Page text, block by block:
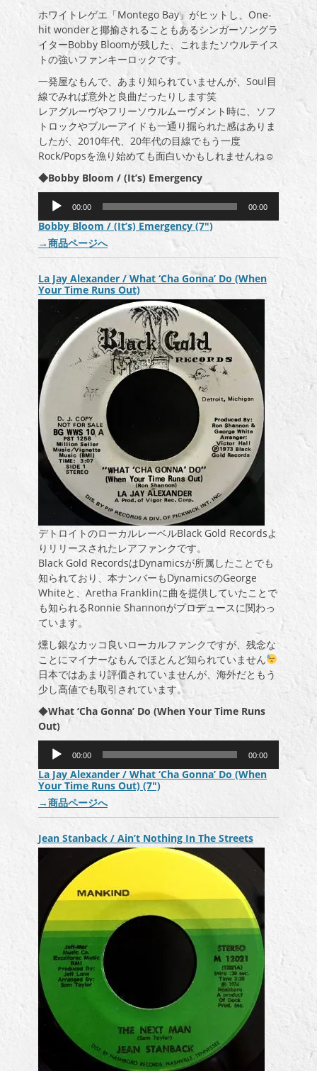
ホワイトレゲエ「Montego Bay」がヒットし、One-
hit wonderと揶揄されることもあるシンガーソングラ
イターBobby Bloomが残した、これまたソウルテイス
トの強いファンキーロックです。
一発屋なもんで、あまり知られていませんが、Soul目
線でみれば意外と良曲だったりします笑
レアグルーヴやフリーソウルムーヴメント時に、ソフ
トロックやブルーアイドも一通り掘られた感はありま
したが、2010年代、20年代の目線でもう一度
Rock/Popsを漁り始めても面白いかもしれませんね☺
◆Bobby Bloom / (It’s) Emergency
プ
レ
ー
ヤ
ー
00:00 00:00
Bobby Bloom / (It’s) Emergency (7″)
→商品ページへ
La Jay Alexander / What ‘Cha Gonna’ Do (When
Your Time Runs Out)
デトロイトのローカルレーベルBlack Gold Recordsよ
りリリースされたレアファンクです。
Black Gold RecordsはDynamicsが所属したことでも
知られており、本ナンバーもDynamicsのGeorge
Whiteと、Aretha Franklinに曲を提供していたことで
も知られるRonnie Shannonがプロデュースに関わっ
ています。
燻し銀なカッコ良いローカルファンクですが、残念な
ことにマイナーなもんでほとんど知られていません
日本ではあまり評価されていませんが、海外だともう
少し高値でも取引されています。
◆What ‘Cha Gonna’ Do (When Your Time Runs
Out)
プ
レ
ー
ヤ
ー
00:00 00:00
La Jay Alexander / What ‘Cha Gonna’ Do (When
Your Time Runs Out) (7″)
→商品ページへ
Jean Stanback / Ain’t Nothing In The Streets